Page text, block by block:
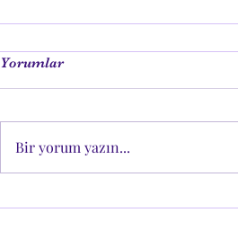
Yorumlar
Bir yorum yazın...